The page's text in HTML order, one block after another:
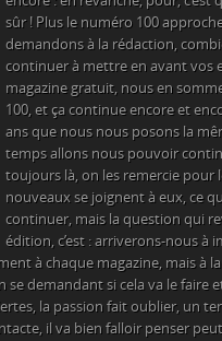
sûr ! Plus le numéro 100
demandons à la rédaction,
continuer à mettre en avant vos
magazine gratuit, nous en
100, et ça continue encore et
ans que nous nous posons la
temps allons nous pouvoir
toujours là, on les remercie pour
nouveaux se joignent à eux, ce
continuer, mais la question qui
édition, c’est : arriverons-nous à
à chaque magazine, mais à
se demandant si cela va le faire
la passion fait oublier, un
il va bien falloir penser